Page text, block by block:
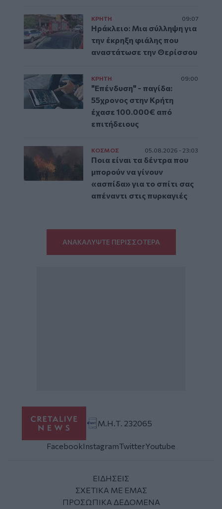
ΚΡΗΤΗ 09:07
Ηράκλειο: Μια σύλληψη για
την έκρηξη φιάλης που
αναστάτωσε την Θερίσσου
ΚΡΗΤΗ 09:00
"Επένδυση" - παγίδα:
55χρονος στην Κρήτη
έχασε 100.000€ από
επιτήδειους
ΚΟΣΜΟΣ 05.08.2026 - 23:03
Ποια είναι τα δέντρα που
μπορούν να γίνουν
«ασπίδα» για το σπίτι σας
απέναντι στις πυρκαγιές
ΑΝΑΚΑΛΥΨΤΕ ΠΕΡΙΣΣΟΤΕΡΑ
Μ.Η.Τ. 232065
FacebookInstagramTwitterYoutube
ΕΙΔΗΣΕΙΣ
ΣΧΕΤΙΚΑ ΜΕ ΕΜΑΣ
ΠΡΟΣΩΠΙΚΑ ΔΕΔΟΜΕΝΑ